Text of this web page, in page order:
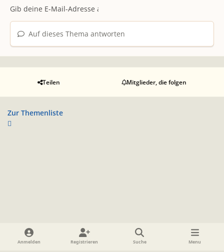
Auf dieses Thema antworten
Teilen Mitglieder, die folgen
Zur Themenliste
Heller Modus
Dunkler ModusSystemeinstellung
Anmelden Registrieren Suche Menu